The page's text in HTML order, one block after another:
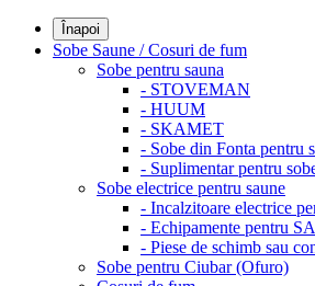
Înapoi
Sobe Saune / Cosuri de fum
Sobe pentru sauna
- STOVEMAN
- HUUM
- SKAMET
- Sobe din Fonta pentru
- Suplimentar pentru
Sobe electrice pentru saune
- Incalzitoare electrice
- Echipamente pentru
- Piese de schimb sau
Sobe pentru Ciubar (Ofuro)